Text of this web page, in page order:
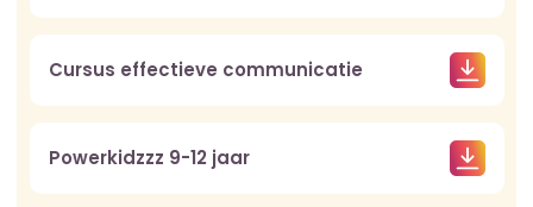
Cursus effectieve communicatie
Powerkidzzz 9-12 jaar